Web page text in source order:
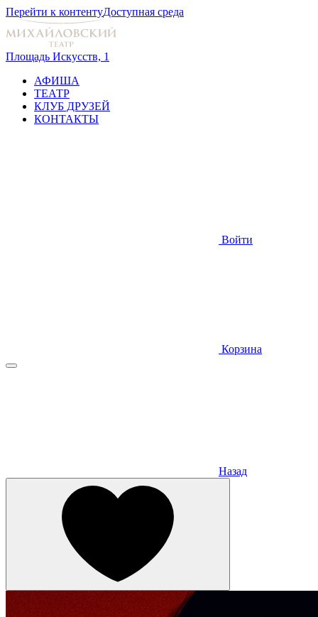
Перейти к контентуДоступная среда
Площадь Искусств, 1
АФИША
ТЕАТР
КЛУБ ДРУЗЕЙ
КОНТАКТЫ
Войти
Корзина
Назад